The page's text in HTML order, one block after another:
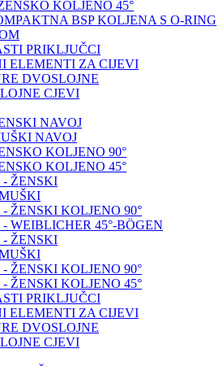
KOLJENO 45°
BSP KOLJENA S O-RING
PRIKLJUČCI
ELEMENTI ZA CIJEVI
DVOSLOJNE
CJEVI
NAVOJ
NAVOJ
KOLJENO 90°
KOLJENO 45°
ŽENSKI
ŽENSKI KOLJENO 90°
WEIBLICHER 45°-BÖGEN
- ŽENSKI
ŽENSKI KOLJENO 90°
ŽENSKI KOLJENO 45°
PRIKLJUČCI
ELEMENTI ZA CIJEVI
DVOSLOJNE
CJEVI